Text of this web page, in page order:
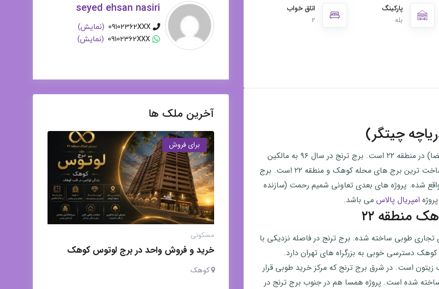
پارکینگ
بله
اتاق خواب
۲
چیتگر)
برج ترنج کوهک اولین سازه تعاونی شمیم رحمت (هوافضا) در منطقه ۲۲ است. برج ترنج در سال ۹۶ به مالکین
تحویل شده و تا به امروز یکی از به روز ترین و خوش ساخت ترین برج های محله کوهک و منطقه ۲۲ است. برج
شده. پروژه های بعدی تعاونی شمیم رحمت (سازنده
امپریال پالاس می باشد.
منطقه ۲۲
۲۲ و روبروی برج اداری تجاری طوبی ساخته شده. برج ترنج در فاصله نزدیکی با
کوهک دسترسی خوبی به بزرگراه های تهران دارد.
است. در شرق برج ترنج که مرکز خرید طوبی قرار
و در غرب آن هم برج های حیات و نارنجستان ۱ ساخته شده است. پروژه همسا هم در جنوب برج ترنج در
seyed ehsan nasiri
09102362XXX (نمایش)
09102362XXX (نمایش)
آخرین ملک ها
برای فروش
مسکونی
خرید و فروش واحد در برج لوتوس کوهک
کوهک